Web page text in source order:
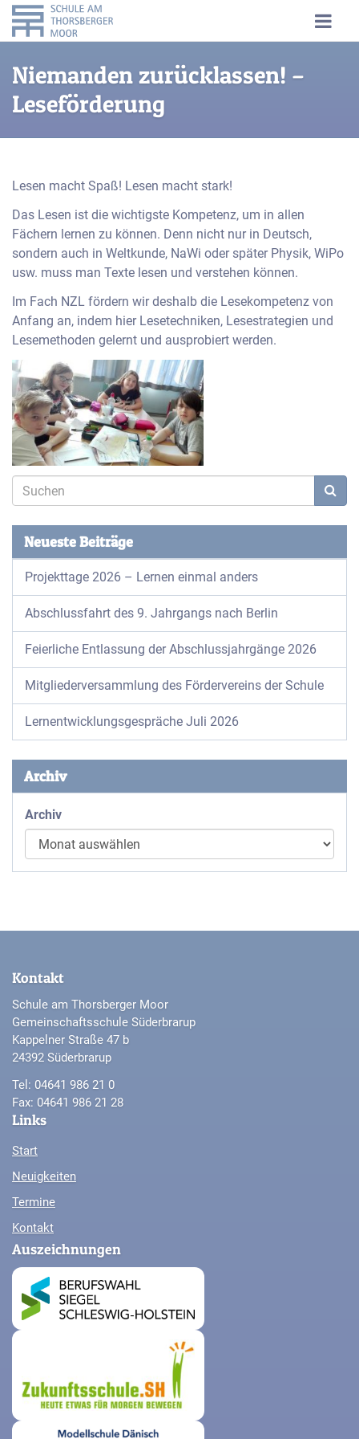
Niemanden zurücklassen! –
Leseförderung
Lesen macht Spaß! Lesen macht stark!
Das Lesen ist die wichtigste Kompetenz, um in allen
Fächern lernen zu können. Denn nicht nur in Deutsch,
sondern auch in Weltkunde, NaWi oder später Physik, WiPo
usw. muss man Texte lesen und verstehen können.
Im Fach NZL fördern wir deshalb die Lesekompetenz von
Anfang an, indem hier Lesetechniken, Lesestrategien und
Lesemethoden gelernt und ausprobiert werden.
Neueste Beiträge
Projekttage 2026 – Lernen einmal anders
Abschlussfahrt des 9. Jahrgangs nach Berlin
Feierliche Entlassung der Abschlussjahrgänge 2026
Mitgliederversammlung des Fördervereins der Schule
Lernentwicklungsgespräche Juli 2026
Archiv
Archiv
Kontakt
Schule am Thorsberger Moor
Gemeinschaftsschule Süderbrarup
Kappelner Straße 47 b
24392 Süderbrarup
Tel: 04641 986 21 0
Fax: 04641 986 21 28
Links
Start
Neuigkeiten
Termine
Kontakt
Auszeichnungen